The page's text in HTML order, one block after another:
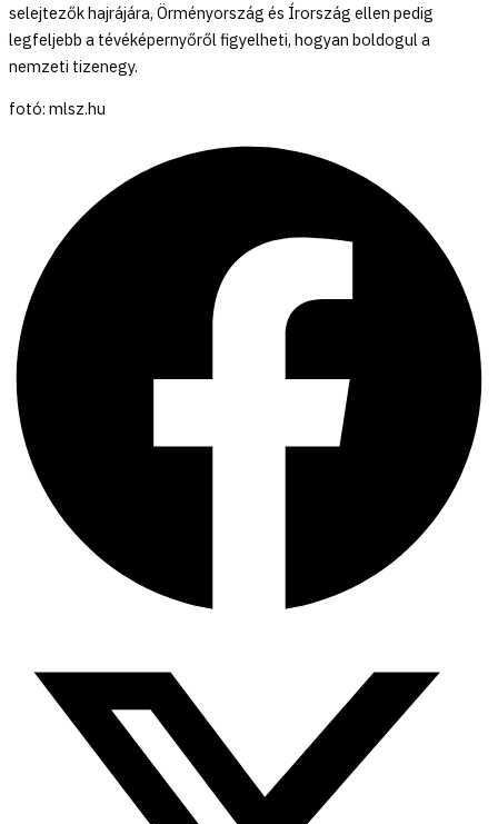
selejtezők hajrájára, Örményország és Írország ellen pedig
legfeljebb a tévéképernyőről figyelheti, hogyan boldogul a
nemzeti tizenegy.
fotó: mlsz.hu